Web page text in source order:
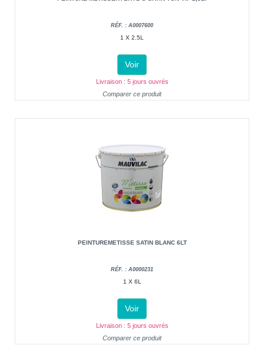
RÉF. : A0007600
1 X 2.5L
Voir
Livraison : 5 jours ouvrés
Comparer ce produit
PEINTUREMETISSE SATIN BLANC 6LT
RÉF. : A0000231
1 X 6L
Voir
Livraison : 5 jours ouvrés
Comparer ce produit